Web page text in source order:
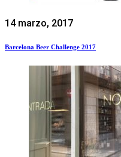
14 marzo, 2017
Barcelona Beer Challenge 2017